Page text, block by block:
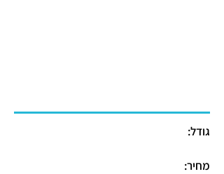
גודל:
מחיר: